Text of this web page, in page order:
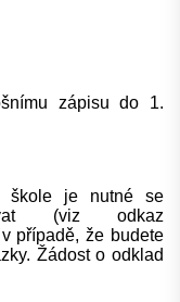
zápisu do 1.
škole je nutné se
(viz odkaz
případě, že budete
Žádost o odklad